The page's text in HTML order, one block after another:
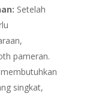
Setelah
pameran.
membutuhkan
singkat,